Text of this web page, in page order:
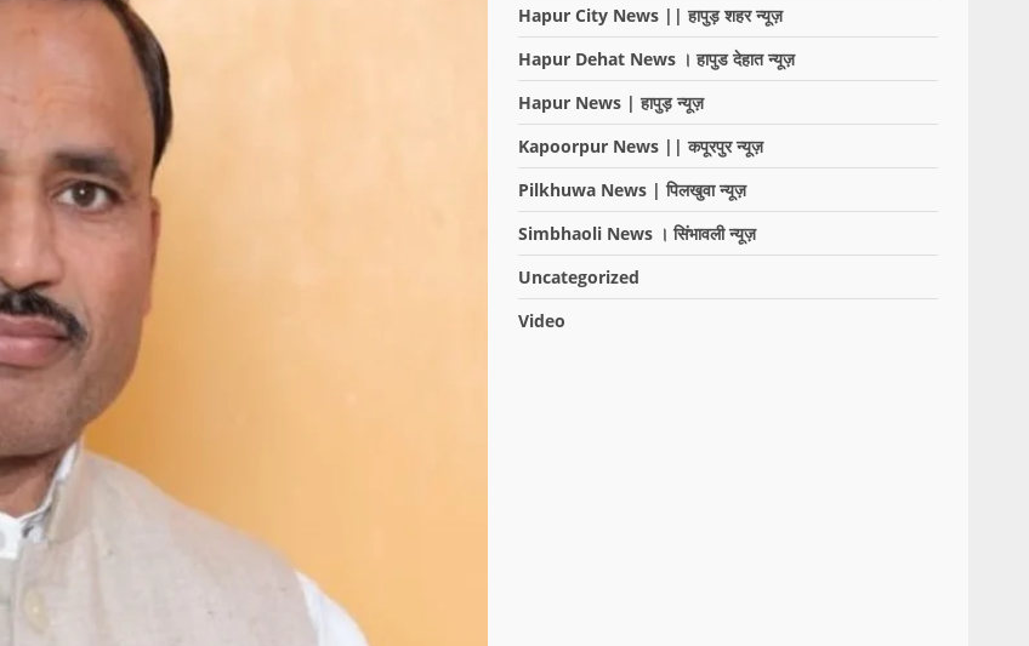
Hapur City News || हापुड़ शहर न्यूज़
Hapur Dehat News । हापुड देहात न्यूज़
Hapur News | हापुड़ न्यूज़
Kapoorpur News || कपूरपुर न्यूज़
Pilkhuwa News | पिलखुवा न्यूज़
Simbhaoli News । सिंभावली न्यूज़
Uncategorized
Video